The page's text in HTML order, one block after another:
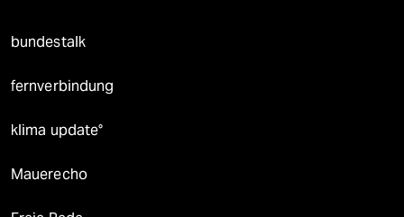
bundestalk
fernverbindung
klima update°
Mauerecho